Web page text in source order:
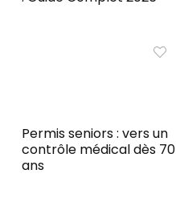
Permis seniors : vers un
contrôle médical dès 70
ans